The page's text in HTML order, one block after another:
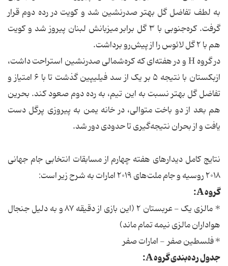
به لطف تفاضل گل بهتر صدرنشین شد و کویت در رده دوم قرار
گرفت. کره‌جنوبی با ۳ گل برابر میزبانش لبنان پیروز شد و کویت
هم با ۲ گل لائوس را از پیش‌رو برداشت.
در گروه H و در هفته‌ای که کره‌شمالی صدرنشین استراحت داشت،
ازبکستان با نتیجه ۵ بر یک از سد فیلیپین گذشت تا با ۶ امتیاز و
تفاضل گل بهتر نسبت به این تیم، به رده دوم صعود کند. بحرین
هم بعد از دو باخت متوالی، در خانه یمن به پیروزی پرگل دست
یافت و از بحران نتیجه‌گیری تا حدودی دور شد.
نتایج کامل دیدارهای هفته چهارم از مسابقات انتخابی جام جهانی
۲۰۱۸ روسیه و جام ملت‌های ۲۰۱۹ امارات به شرح زیر است:
گروه A:
* مالزی یک - عربستان ۲ (این بازی از دقیقه ۸۷ و به دلیل جنجال
هواداران مالزی نیمه تمام ماند)
* فلسطین صفر - امارات صفر
جدول رده‌بندی گروه A: